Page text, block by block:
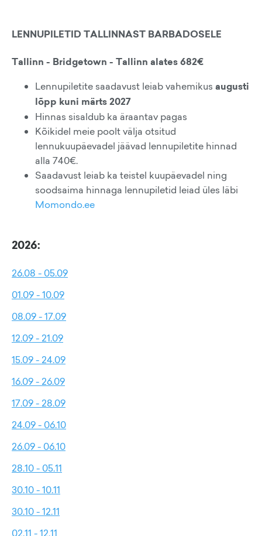
LENNUPILETID TALLINNAST BARBADOSELE
Tallinn - Bridgetown - Tallinn alates 682€
Lennupiletite saadavust leiab vahemikus augusti
lõpp kuni märts 2027
Hinnas sisaldub ka äraantav pagas
Kõikidel meie poolt välja otsitud
lennukuupäevadel jäävad lennupiletite hinnad
alla 740€.
Saadavust leiab ka teistel kuupäevadel ning
soodsaima hinnaga lennupiletid leiad üles läbi
Momondo.ee
2026:
26.08 - 05.09
01.09 - 10.09
08.09 - 17.09
12.09 - 21.09
15.09 - 24.09
16.09 - 26.09
17.09 - 28.09
24.09 - 06.10
26.09 - 06.10
28.10 - 05.11
30.10 - 10.11
30.10 - 12.11
02.11 - 12.11